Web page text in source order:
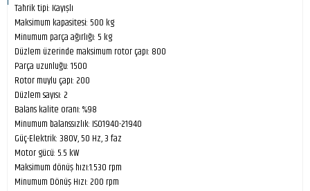
Tahrik tipi: Kayışlı
Maksimum kapasitesi: 500 kg
Minumum parça ağırlığı: 5 kg
Düzlem üzerinde maksimum rotor çapı: 800
Parça uzunluğu: 1500
Rotor muylu çapı: 200
Düzlem sayısı: 2
Balans kalite oranı: %98
Minumum balanssızlık: ISO1940-21940
Güç-Elektrik: 380V, 50 Hz, 3 faz
Motor gücü: 5.5 kW
Maksimum dönüş hızı:1.530 rpm
Minumum Dönüş Hızı: 200 rpm